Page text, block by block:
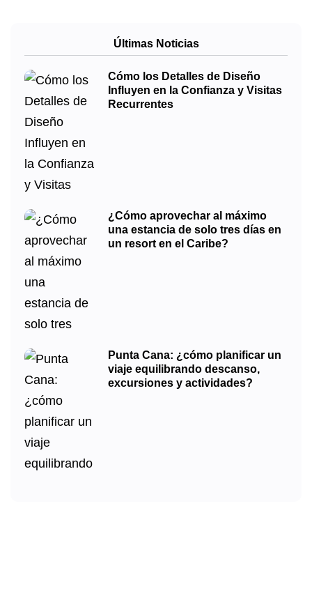
Últimas Noticias
Cómo los Detalles de Diseño
Influyen en la Confianza y Visitas
Recurrentes
¿Cómo aprovechar al máximo
una estancia de solo tres días en
un resort en el Caribe?
Punta Cana: ¿cómo planificar un
viaje equilibrando descanso,
excursiones y actividades?